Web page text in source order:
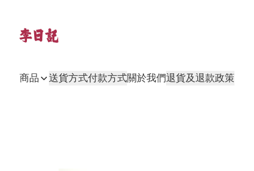
商品 送貨方式付款方式關於我們退貨及退款政策